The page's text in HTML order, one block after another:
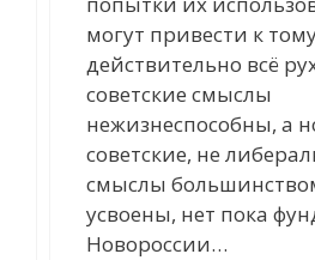
могут привести к
действительно всё
советские смыслы
нежизнеспособны, а
советские, не
смыслы
усвоены, нет пока
Новороссии…